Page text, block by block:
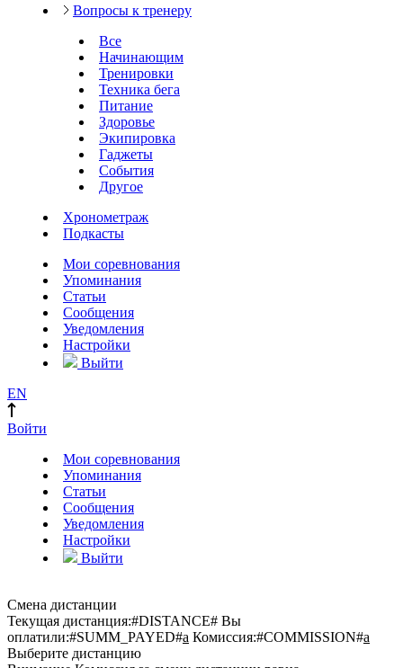
Вопросы к тренеру
Все
Начинающим
Тренировки
Техника бега
Питание
Здоровье
Экипировка
Гаджеты
События
Другое
Хронометраж
Подкасты
Мои соревнования
Упоминания
Статьи
Сообщения
Уведомления
Настройки
Выйти
EN
Войти
Мои соревнования
Упоминания
Статьи
Сообщения
Уведомления
Настройки
Выйти
Смена дистанции
Текущая дистанция:#DISTANCE# Вы
оплатили:#SUMM_PAYED#a Комиссия:#COMMISSION#a
Выберите дистанцию